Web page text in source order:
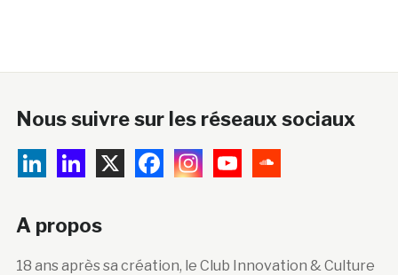
Nous suivre sur les réseaux sociaux
A propos
18 ans après sa création, le Club Innovation & Culture